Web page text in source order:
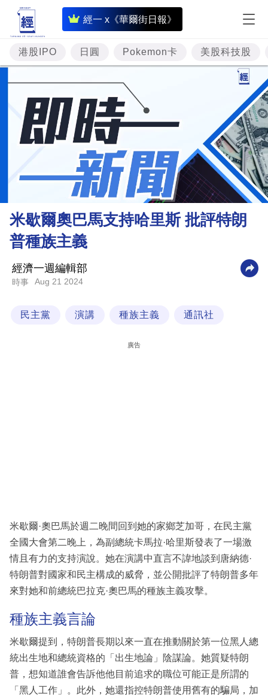
經一 x《華爾街日報》
即
時
財
經
專
題
投
資
樓
市
財
商
業
科
區
港股IPO 日圓 Pokemon卡 美股科技股
米歇爾奧巴馬支持哈里斯 批評特朗
普種族主義
經濟一週編輯部
時事 Aug 21 2024
民主黨 演講 種族主義 通訊社
廣告
米歇爾·奧巴馬於週二晚間回到她的家鄉芝加哥，在民主黨
全國大會第二晚上，為副總統卡馬拉·哈里斯發表了一場激
情且有力的支持演說。她在演講中直言不諱地談到唐納德·
特朗普對國家和民主構成的威脅，並公開批評了特朗普多年
來對她和前總統巴拉克·奧巴馬的種族主義攻擊。
種族主義言論
米歇爾提到，特朗普長期以來一直在推動關於第一位黑人總
統出生地和總統資格的「出生地論」陰謀論。她質疑特朗
普，想知道誰會告訴他他目前追求的職位可能正是所謂的
「黑人工作」。此外，她還指控特朗普使用舊有的騙局，加